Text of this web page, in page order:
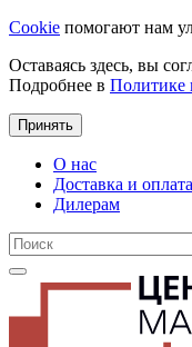
Cookie помогают нам
Оставаясь здесь, вы
Подробнее в Политике
Принять
О нас
Доставка и оплата
Дилерам